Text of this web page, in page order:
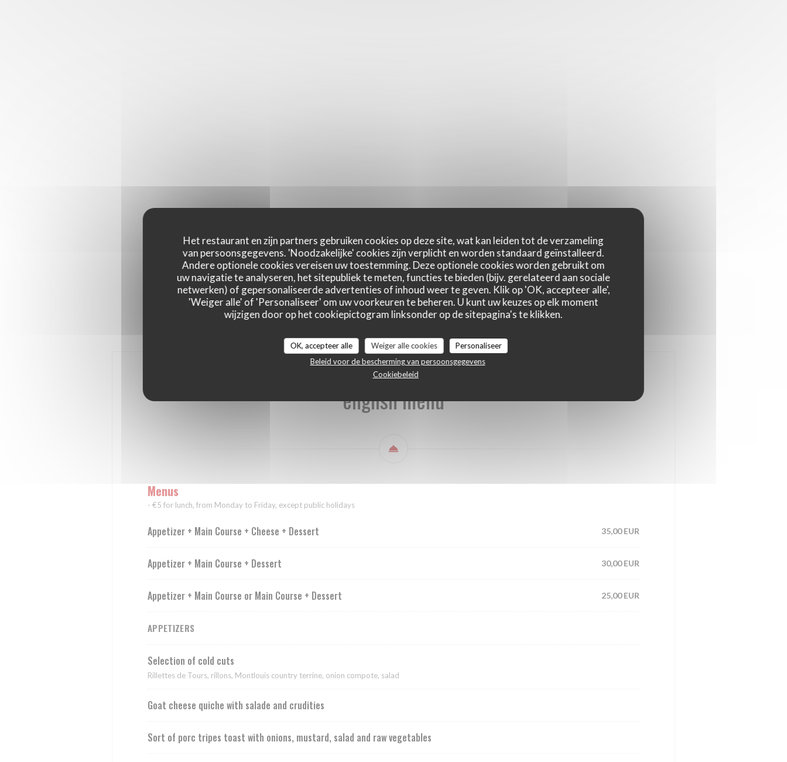
Het restaurant en zijn partners gebruiken cookies op deze site, wat kan leiden tot de verzameling
van persoonsgegevens. 'Noodzakelijke' cookies zijn verplicht en worden standaard geïnstalleerd.
Andere optionele cookies vereisen uw toestemming. Deze optionele cookies worden gebruikt om
uw navigatie te analyseren, het sitepubliek te meten, functies te bieden (bijv. gerelateerd aan sociale
netwerken) of gepersonaliseerde advertenties of inhoud weer te geven. Klik op 'OK, accepteer alle',
'Weiger alle' of 'Personaliseer' om uw voorkeuren te beheren. U kunt uw keuzes op elk moment
wijzigen door op het cookiepictogram linksonder op de sitepagina's te klikken.
OK, accepteer alle Weiger alle cookies
Personaliseer
Beleid voor de bescherming van persoonsgegevens
Cookiebeleid
english menu Beverages Wine list
english menu
Menus
- €5 for lunch, from Monday to Friday, except public holidays
Appetizer + Main Course + Cheese + Dessert 35,00 EUR
Appetizer + Main Course + Dessert 30,00 EUR
Appetizer + Main Course or Main Course + Dessert 25,00 EUR
APPETIZERS
Selection of cold cuts
Rillettes de Tours, rillons, Montlouis country terrine, onion compote, salad
Goat cheese quiche with salade and crudities
Sort of porc tripes toast with onions, mustard, salad and raw vegetables